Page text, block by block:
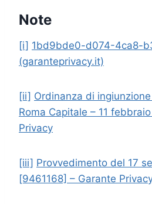
Note
[i] 1bd9bde0-d074-4ca8-
(garanteprivacy.it)
[ii] Ordinanza di
Roma Capitale – 11
Privacy
[iii] Provvedimento del 17
[9461168] – Garante